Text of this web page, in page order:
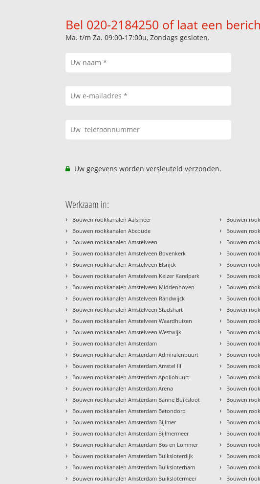
Bel 020-2184250 of laat een
Ma. t/m Za. 09:00-17:00u, Zondags gesloten.
Uw gegevens worden versleuteld verzonden.
Werkzaam in:
› Bouwen rookkanalen Aalsmeer
› Bouwen rookkanalen Abcoude
› Bouwen rookkanalen Amstelveen
› Bouwen rookkanalen Amstelveen Bovenkerk
› Bouwen rookkanalen Amstelveen Elsrijck
› Bouwen rookkanalen Amstelveen Keizer Karelpark
› Bouwen rookkanalen Amstelveen Middenhoven
› Bouwen rookkanalen Amstelveen Randwijck
› Bouwen rookkanalen Amstelveen Stadshart
› Bouwen rookkanalen Amstelveen Waardhuizen
› Bouwen rookkanalen Amstelveen Westwijk
› Bouwen rookkanalen Amsterdam
› Bouwen rookkanalen Amsterdam Admiralenbuurt
› Bouwen rookkanalen Amsterdam Amstel III
› Bouwen rookkanalen Amsterdam Apollobuurt
› Bouwen rookkanalen Amsterdam Arena
› Bouwen rookkanalen Amsterdam Banne Buiksloot
› Bouwen rookkanalen Amsterdam Betondorp
› Bouwen rookkanalen Amsterdam Bijlmer
› Bouwen rookkanalen Amsterdam Bijlmermeer
› Bouwen rookkanalen Amsterdam Bos en Lommer
› Bouwen rookkanalen Amsterdam Buiksloterdijk
› Bouwen rookkanalen Amsterdam Buiksloterham
› Bouwen rookkanalen Amsterdam Buikslotermeer
› Bouwen
› Bouwen
› Bouwen
› Bouwen
› Bouwen
› Bouwen
› Bouwen
› Bouwen
› Bouwen
› Bouwen
› Bouwen
› Bouwen
› Bouwen
› Bouwen
› Bouwen
› Bouwen
› Bouwen
› Bouwen
› Bouwen
› Bouwen
› Bouwen
› Bouwen
› Bouwen
› Bouwen